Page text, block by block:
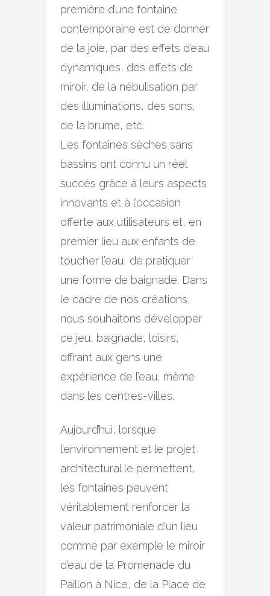
première d’une fontaine
contemporaine est de donner
de la joie, par des effets d’eau
dynamiques, des effets de
miroir, de la nébulisation par
des illuminations, des sons,
de la brume, etc.
Les fontaines sèches sans
bassins ont connu un réel
succès grâce à leurs aspects
innovants et à l’occasion
offerte aux utilisateurs et, en
premier lieu aux enfants de
toucher l’eau, de pratiquer
une forme de baignade. Dans
le cadre de nos créations,
nous souhaitons développer
ce jeu, baignade, loisirs,
offrant aux gens une
expérience de l’eau, même
dans les centres-villes.
Aujourd’hui, lorsque
l’environnement et le projet
architectural le permettent,
les fontaines peuvent
véritablement renforcer la
valeur patrimoniale d'un lieu
comme par exemple le miroir
d’eau de la Promenade du
Paillon à Nice, de la Place de